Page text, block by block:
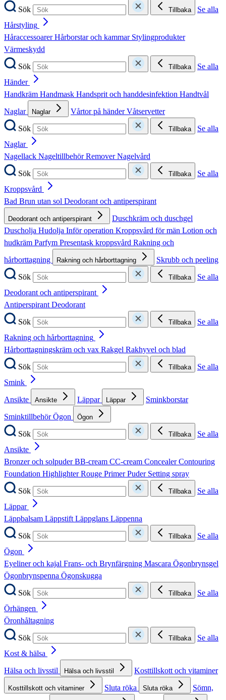
Sök
Tillbaka
Se alla
Hårstyling
HåraccessoarerHårborstar och kammar Stylingprodukter
Värmeskydd
Sök
Tillbaka
Se alla
Händer
Handkräm Handmask Handsprit och handdesinfektion Handtvål
Naglar
Naglar Vårtor på händerVåtservetter
Sök
Tillbaka
Se alla
Naglar
Nagellack NageltillbehörRemoverNagelvård
Sök
Tillbaka
Se alla
Kroppsvård
Bad Brun utan sol Deodorant och antiperspirant
Deodorant och antiperspirant
Duschkräm och duschgel
Duscholja Hudolja Inför operation Kroppsvård för män Lotion och
hudkräm Parfym Presentask kroppsvård Rakning och
hårborttagning
Rakning och hårborttagning
Skrubb och peeling
Sök
Tillbaka
Se alla
Deodorant och antiperspirant
AntiperspirantDeodorant
Sök
Tillbaka
Se alla
Rakning och hårborttagning
Hårborttagningskräm och vax Rakgel Rakhyvel och blad
Sök
Tillbaka
Se alla
Smink
Ansikte
Ansikte Läppar Läppar
Sminkborstar
SminktillbehörÖgon Ögon
Sök Tillbaka
Se alla
Ansikte
Bronzer och solpuderBB-cream CC-cream ConcealerContouring
Foundation HighlighterRouge PrimerPuder Setting spray
Sök
Tillbaka
Se alla
Läppar
Läppbalsam LäppstiftLäppglans Läppenna
Sök
Tillbaka
Se alla
Ögon
Eyeliner och kajal Frans- och Brynfärgning Mascara Ögonbrynsgel
Ögonbrynspenna Ögonskugga
Sök
Tillbaka
Se alla
Örhängen
Öronhåltagning
Sök
Tillbaka
Se alla
Kost & hälsa
Hälsa och livsstil
Hälsa och livsstil Kosttillskott och vitaminer
Kosttillskott och vitaminer Sluta röka Sluta röka
Sömn,